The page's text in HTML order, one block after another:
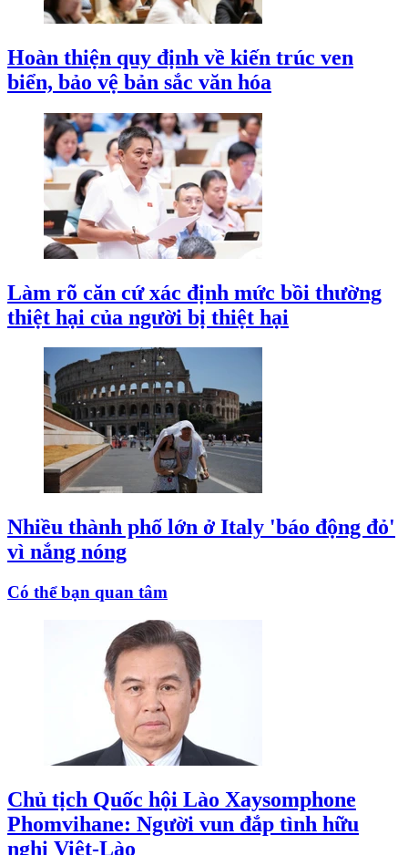
Hoàn thiện quy định về kiến trúc ven
biển, bảo vệ bản sắc văn hóa
Làm rõ căn cứ xác định mức bồi thường
thiệt hại của người bị thiệt hại
Nhiều thành phố lớn ở Italy 'báo động đỏ'
vì nắng nóng
Có thể bạn quan tâm
Chủ tịch Quốc hội Lào Xaysomphone
Phomvihane: Người vun đắp tình hữu
nghị Việt-Lào